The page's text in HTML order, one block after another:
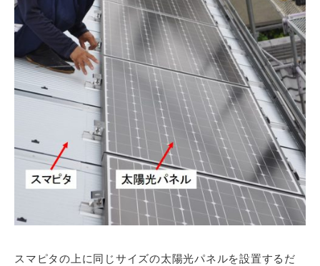
スマピタの上に同じサイズの太陽光パネルを設置するだ